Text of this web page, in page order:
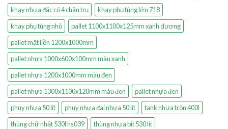
khay nhựa đặc có 4 chân trụ
khay phụ tùng lớn 718
khay phụ tùng nhỏ
pallet 1100x1100x125mm xanh dương
pallet mặt liền 1200x1000mm
pallet nhựa 1000x600x100mm màu xanh
pallet nhựa 1200x1000mm màu đen
pallet nhựa 1300x1100x120mm màu đen
pallet nhựa đen
phuy nhựa 50 lít
phuy nhựa đai nhựa 50 lít
tank nhựa tròn 400l
thùng chữ nhật 530l hs039
thùng nhựa bít 530 lít